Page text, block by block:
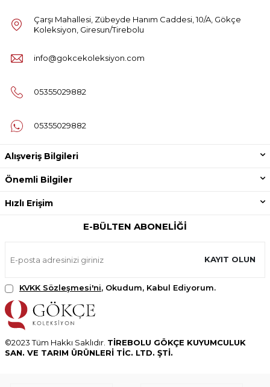
Çarşı Mahallesi, Zübeyde Hanım Caddesi, 10/A, Gökçe
Koleksiyon, Giresun/Tirebolu
info@gokcekoleksiyon.com
05355029882
05355029882
Alışveriş Bilgileri
Önemli Bilgiler
Hızlı Erişim
E-BÜLTEN ABONELIĞI
KAYIT OLUN
KVKK Sözleşmesi'ni, Okudum, Kabul Ediyorum.
©2023 Tüm Hakkı Saklıdır. TİREBOLU GÖKÇE KUYUMCULUK
SAN. VE TARIM ÜRÜNLERİ TİC. LTD. ŞTİ.